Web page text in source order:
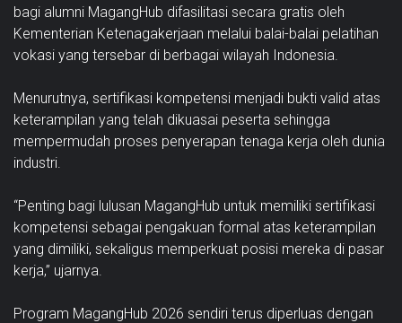
bagi alumni MagangHub difasilitasi secara gratis oleh
Kementerian Ketenagakerjaan melalui balai-balai pelatihan
vokasi yang tersebar di berbagai wilayah Indonesia.
Menurutnya, sertifikasi kompetensi menjadi bukti valid atas
keterampilan yang telah dikuasai peserta sehingga
mempermudah proses penyerapan tenaga kerja oleh dunia
industri.
“Penting bagi lulusan MagangHub untuk memiliki sertifikasi
kompetensi sebagai pengakuan formal atas keterampilan
yang dimiliki, sekaligus memperkuat posisi mereka di pasar
kerja,” ujarnya.
Program MagangHub 2026 sendiri terus diperluas dengan